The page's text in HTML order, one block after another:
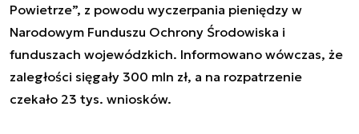
Powietrze”, z powodu wyczerpania pieniędzy w
Narodowym Funduszu Ochrony Środowiska i
funduszach wojewódzkich. Informowano wówczas, że
zaległości sięgały 300 mln zł, a na rozpatrzenie
czekało 23 tys. wniosków.